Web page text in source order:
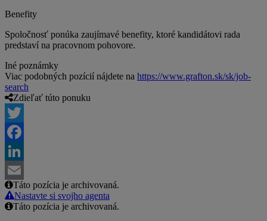
Benefity
Spoločnosť ponúka zaujímavé benefity, ktoré kandidátovi rada
predstaví na pracovnom pohovore.
Iné poznámky
Viac podobných pozícií nájdete na https://www.grafton.sk/sk/job-
search
Zdieľať túto ponuku
Twitter
Facebook
LinkedIn
Email
Táto pozícia je archivovaná.
Nastavte si svojho agenta
Táto pozícia je archivovaná.